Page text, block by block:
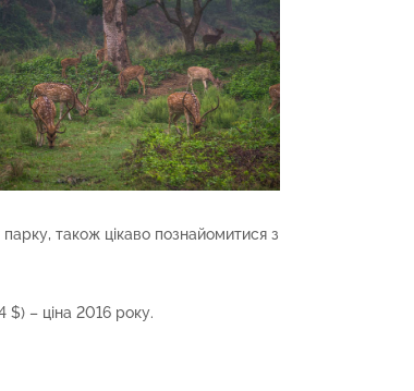
також цікаво познайомитися з
$) – ціна 2016 року.